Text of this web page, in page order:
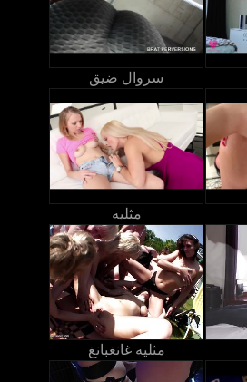
سروال ضيق
مثليه
مثليه غانغبانغ